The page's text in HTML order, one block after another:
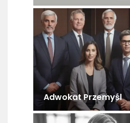
Adwokat Przemyśl